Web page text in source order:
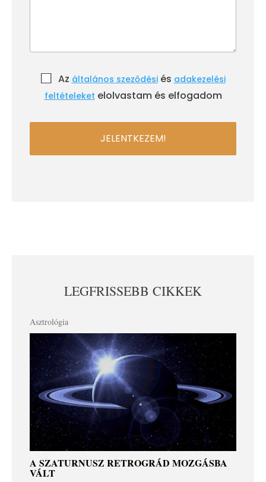
Az általános szeződésiés adakezelési
feltételeket elolvastam és elfogadom
JELENTKEZEM!
LEGFRISSEBB CIKKEK
Asztrológia
A SZATURNUSZ RETROGRÁD MOZGÁSBA
VÁLT